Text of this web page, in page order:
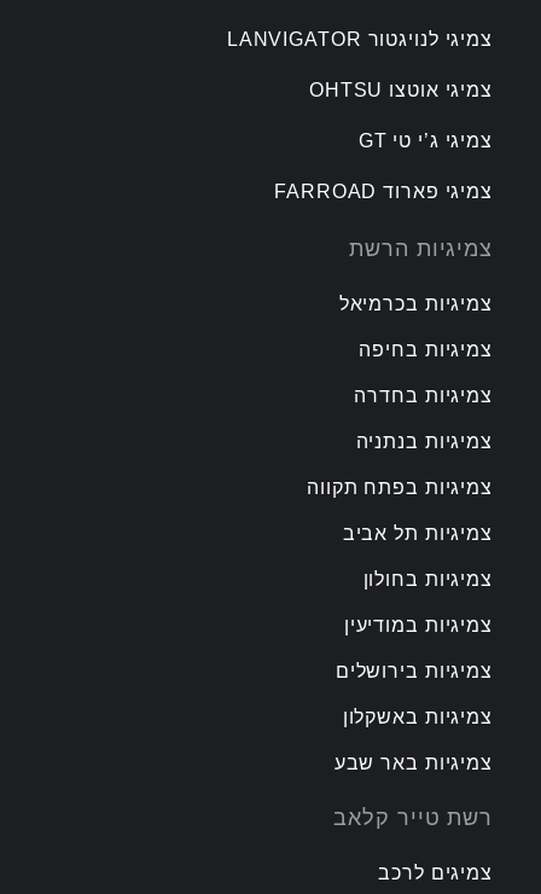
צמיגי לנויגטור LANVIGATOR
צמיגי אוטצו OHTSU
צמיגי ג’י טי GT
צמיגי פארוד FARROAD
צמיגיות הרשת
צמיגיות בכרמיאל
צמיגיות בחיפה
צמיגיות בחדרה
צמיגיות בנתניה
צמיגיות בפתח תקווה
צמיגיות תל אביב
צמיגיות בחולון
צמיגיות במודיעין
צמיגיות בירושלים
צמיגיות באשקלון
צמיגיות באר שבע
רשת טייר קלאב
צמיגים לרכב